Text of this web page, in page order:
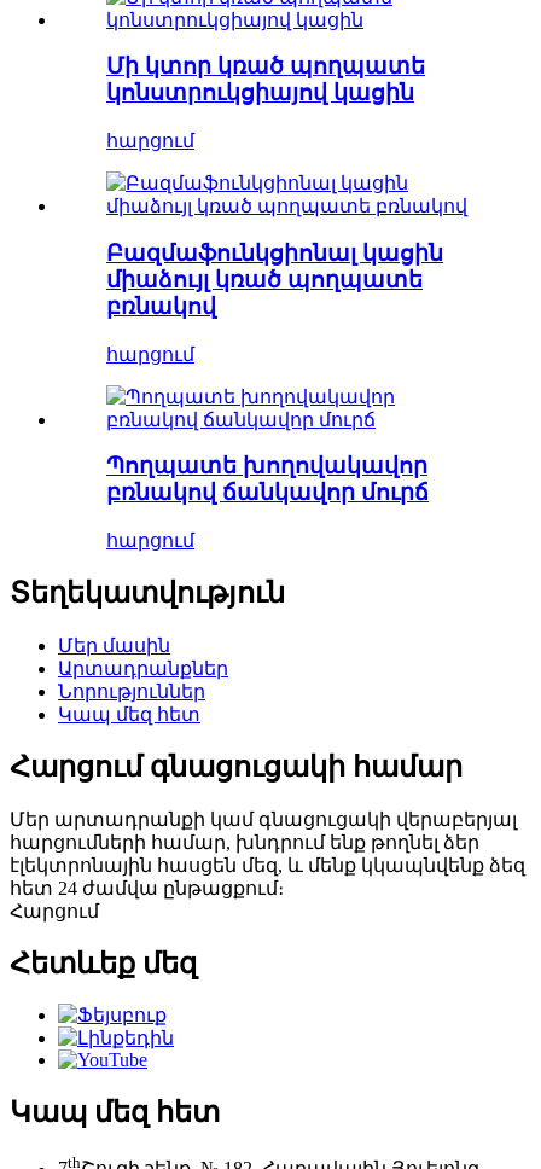
Մի կտոր կռած պողպատե
կոնստրուկցիայով կացին
հարցում
Բազմաֆունկցիոնալ կացին
միաձույլ կռած պողպատե
բռնակով
հարցում
Պողպատե խողովակավոր
բռնակով ճանկավոր մուրճ
հարցում
Տեղեկատվություն
Մեր մասին
Արտադրանքներ
Նորություններ
Կապ մեզ հետ
Հարցում գնացուցակի համար
Մեր արտադրանքի կամ գնացուցակի վերաբերյալ
հարցումների համար, խնդրում ենք թողնել ձեր
էլեկտրոնային հասցեն մեզ, և մենք կկապնվենք ձեզ
հետ 24 ժամվա ընթացքում։
Հարցում
Հետևեք մեզ
Կապ մեզ հետ
th